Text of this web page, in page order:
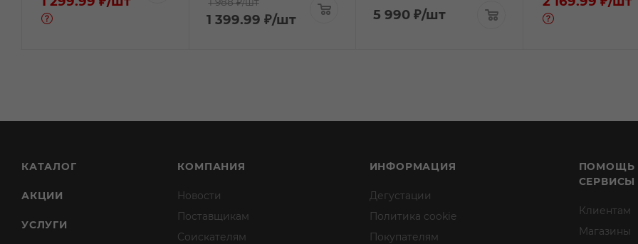
1 399.99 ₽/шт 5 990 ₽/шт
КАТАЛОГ
АКЦИИ
УСЛУГИ
КОМПАНИЯ
Новости
Поставщикам
Соискателям
ИНФОРМАЦИЯ
Дегустации
Политика cookie
Покупателям
ПОМОЩЬ
СЕРВИСЫ
Клиентам
Магазины